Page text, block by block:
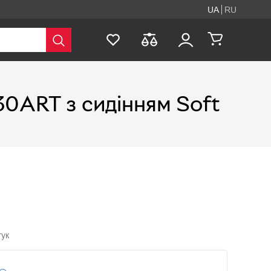
UA RU
з сидінням Soft